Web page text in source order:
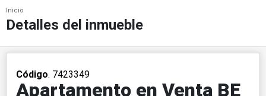
Inicio
Detalles del inmueble
Código. 7423349
Apartamento en Venta BE